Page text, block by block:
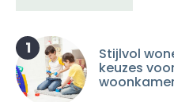
1 Stijlvol
keuzes